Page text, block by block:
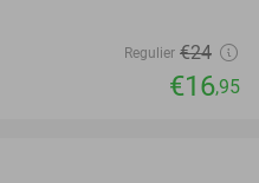
Regulier €24
€16,95